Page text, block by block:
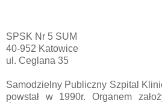
SPSK Nr 5 SUM
40-952 Katowice
ul. Ceglana 35
Samodzielny Publiczny Szpital
powstał w 1990r. Organem